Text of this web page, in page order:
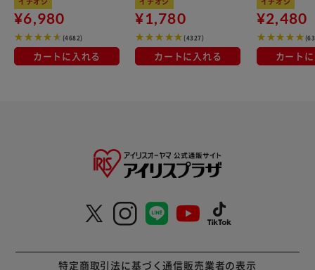
¥6,980
(4682)
カートに入れる
¥1,780
(4327)
カートに入れる
¥2,480
カート
特定商取引法に基づく通信販売業者の表示